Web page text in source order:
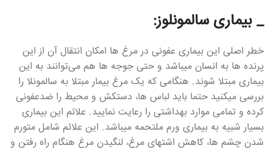
_ بیماری سالمونلوز:
خطر اصلی این بیماری عفونی در مرغ ها امکان انتقال آن از این
پرنده ها به انسان میباشد و حتی جوجه ها هم‌ می‌توانند به این
بیماری مبتلا شوند. هنگامی که یک مرغ بیمار مبتلا به سالمونلا را
بررسی میکنید حتما باید لباس ها، دستکش و محیط را ضدعفونی
کرده و تمامی موارد بهداشتی را رعایت نمایید. علائم این بیماری
بسیار شبیه به بیماری ورم ملتحمه میباشد. این علائم شامل متورم
شدن چشم ها، کاهش اشتهای مرغ، لنگیدن مرغ هنگام راه رفتن و